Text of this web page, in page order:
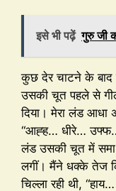
इसे भी पढ़ें गुरु जी
कुछ देर चाटने के
उसकी चूत पहले से
दिया। मेरा लंड
“आह्ह… धीरे…
लंड उसकी चूत में
लगीं। मैंने धक्के तेज
चिल्ला रही थी,